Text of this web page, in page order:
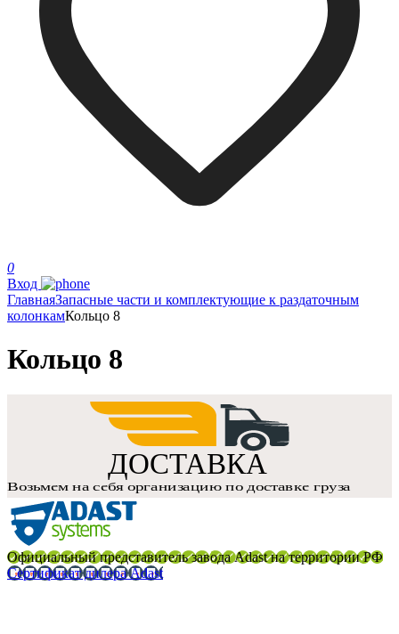
0
Вход
ГлавнаяЗапасные части и комплектующие к раздаточным
колонкамКольцо 8
Кольцо 8
Официальный представитель завода Adast на территории РФ
Сертификат дилера Adast